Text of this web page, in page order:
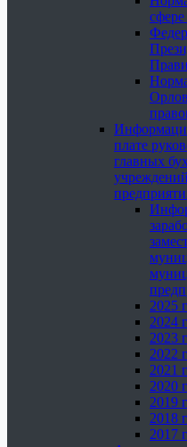
плате
главных
2025
2024
2023
2022
2021
2020
2019
2018
2017